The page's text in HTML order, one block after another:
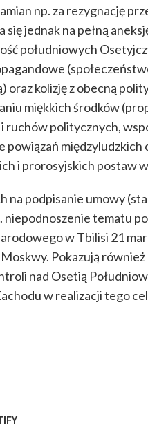
np. za rezygnację
się jednak na pełną
południowych
oraz kolizję z obecną
miękkich środków
ruchów politycznych,
powiązań
i prorosyjskich postaw
na podpisanie umowy
niepodnoszenie tematu
w Tbilisi 21
Pokazują
nad Osetią
w realizacji tego